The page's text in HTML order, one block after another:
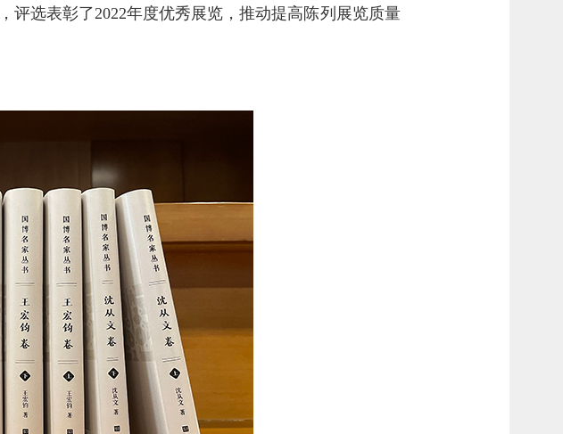
评选表彰了2022年度优秀展览，推动提高陈列展览质量